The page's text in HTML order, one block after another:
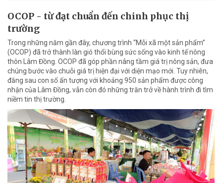
OCOP - từ đạt chuẩn đến chinh phục thị
trường
Trong những năm gần đây, chương trình “Mỗi xã một sản phẩm”
(OCOP) đã trở thành làn gió thổi bùng sức sống vào kinh tế nông
thôn Lâm Đồng. OCOP đã góp phần nâng tầm giá trị nông sản, đưa
chúng bước vào chuỗi giá trị hiện đại với diện mạo mới. Tuy nhiên,
đằng sau con số ấn tượng với khoảng 950 sản phẩm được công
nhận của Lâm Đồng, vẫn còn đó những trăn trở về hành trình đi tìm
niềm tin thị trường.